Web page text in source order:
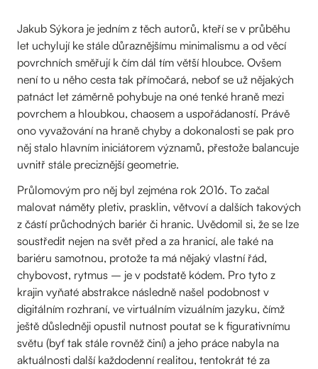
Jakub Sýkora je jedním z těch autorů, kteří se v průběhu
let uchylují ke stále důraznějšímu minimalismu a od věcí
povrchních směřují k čím dál tím větší hloubce. Ovšem
není to u něho cesta tak přímočará, neboť se už nějakých
patnáct let záměrně pohybuje na oné tenké hraně mezi
povrchem a hloubkou, chaosem a uspořádaností. Právě
ono vyvažování na hraně chyby a dokonalosti se pak pro
něj stalo hlavním iniciátorem významů, přestože balancuje
uvnitř stále preciznější geometrie.
Průlomovým pro něj byl zejména rok 2016. To začal
malovat náměty pletiv, prasklin, větvoví a dalších takových
z částí průchodných bariér či hranic. Uvědomil si, že se lze
soustředit nejen na svět před a za hranicí, ale také na
bariéru samotnou, protože ta má nějaký vlastní řád,
chybovost, rytmus – je v podstatě kódem. Pro tyto z
krajin vyňaté abstrakce následně našel podobnost v
digitálním rozhraní, ve virtuálním vizuálním jazyku, čímž
ještě důsledněji opustil nutnost poutat se k figurativnímu
světu (byť tak stále rovněž činí) a jeho práce nabyla na
aktuálnosti další každodenní realitou, tentokrát té za